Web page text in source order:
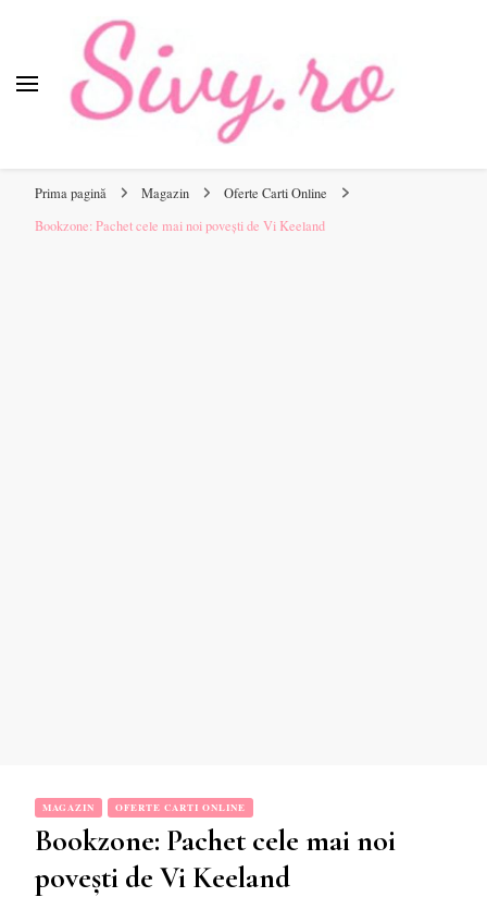
online pentru tine.
Prima pagină Magazin
Oferte Carti Online
Bookzone: Pachet cele mai noi povești de Vi Keeland
MAGAZIN OFERTE CARTI ONLINE
Bookzone: Pachet cele mai noi
povești de Vi Keeland